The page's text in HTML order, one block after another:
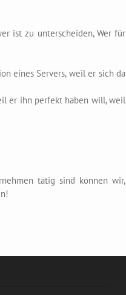
ist zu unterscheiden, Wer für
eines Servers, weil er sich da
er ihn perfekt haben will, weil
tätig sind können wir,